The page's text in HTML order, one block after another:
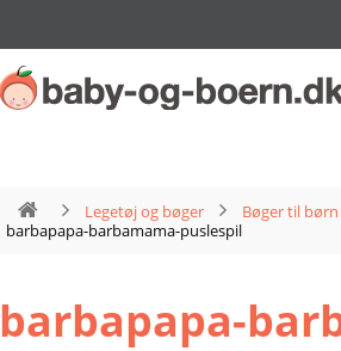
Legetøj og bøger Bøger til børn
barbapapa-barbamama-puslespil
barbapapa-